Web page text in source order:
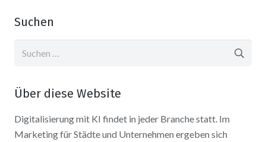
Suchen
Über diese Website
Digitalisierung mit KI findet in jeder Branche statt. Im
Marketing für Städte und Unternehmen ergeben sich